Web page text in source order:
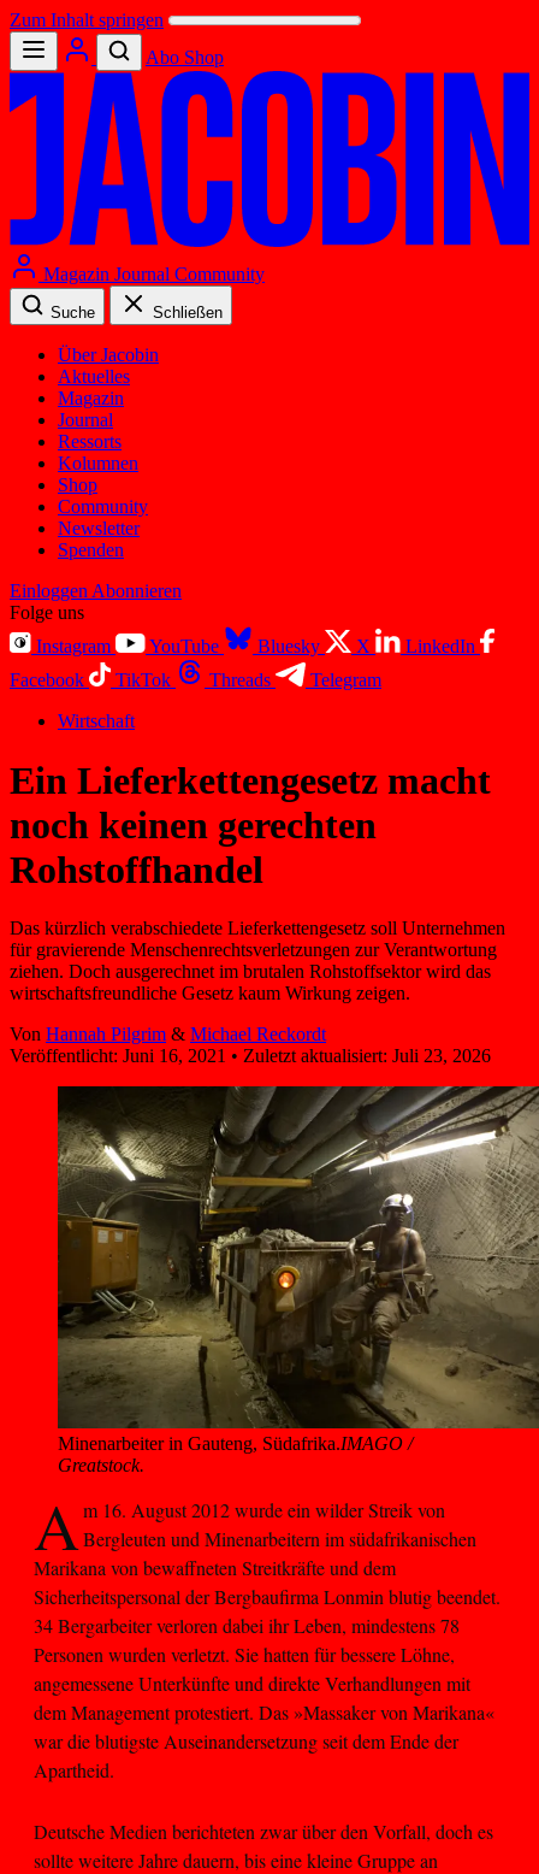
Zum Inhalt springen
Abo Shop
Magazin Journal Community
Suche Schließen
Über Jacobin
Aktuelles
Magazin
Journal
Ressorts
Kolumnen
Shop
Community
Newsletter
Spenden
Einloggen Abonnieren
Folge uns
Instagram
YouTube Bluesky X
LinkedIn
Facebook
TikTok Threads
Telegram
Wirtschaft
Ein Lieferkettengesetz macht
noch keinen gerechten
Rohstoffhandel
Das kürzlich verabschiedete Lieferkettengesetz soll Unternehmen
für gravierende Menschenrechtsverletzungen zur Verantwortung
ziehen. Doch ausgerechnet im brutalen Rohstoffsektor wird das
wirtschaftsfreundliche Gesetz kaum Wirkung zeigen.
Von Hannah Pilgrim & Michael Reckordt
Veröffentlicht: Juni 16, 2021 • Zuletzt aktualisiert: Juli 23, 2026
Minenarbeiter in Gauteng, Südafrika.IMAGO /
Greatstock.
Am 16. August 2012 wurde ein wilder Streik von
Bergleuten und Minenarbeitern im südafrikanischen
Marikana von bewaffneten Streitkräfte und dem
Sicherheitspersonal der Bergbaufirma Lonmin blutig beendet.
34 Bergarbeiter verloren dabei ihr Leben, mindestens 78
Personen wurden verletzt. Sie hatten für bessere Löhne,
angemessene Unterkünfte und direkte Verhandlungen mit
dem Management protestiert. Das »Massaker von Marikana«
war die blutigste Auseinandersetzung seit dem Ende der
Apartheid.
Deutsche Medien berichteten zwar über den Vorfall, doch es
sollte weitere Jahre dauern, bis eine kleine Gruppe an